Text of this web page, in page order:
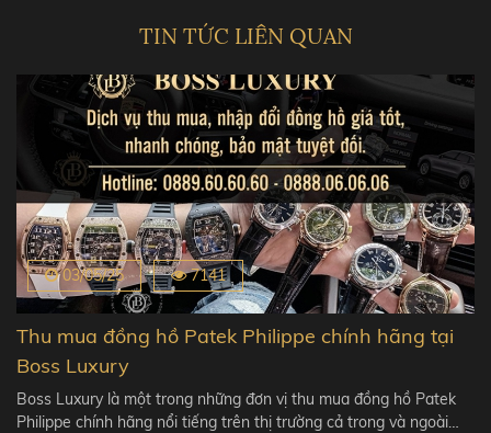
TIN TỨC LIÊN QUAN
03/05/25 7141
Thu mua đồng hồ Patek Philippe chính hãng tại
Boss Luxury
Boss Luxury là một trong những đơn vị thu mua đồng hồ Patek
Philippe chính hãng nổi tiếng trên thị trường cả trong và ngoài…